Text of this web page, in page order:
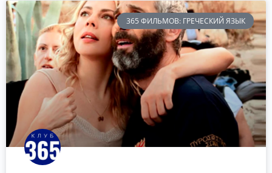
365 ФИЛЬМОВ: ГРЕЧЕСКИЙ ЯЗЫК